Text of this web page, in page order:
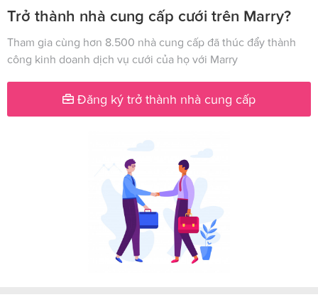
Trở thành nhà cung cấp cưới trên Marry?
Tham gia cùng hơn 8.500 nhà cung cấp đã thúc đẩy thành
công kinh doanh dịch vụ cưới của họ với Marry
Đăng ký trở thành nhà cung cấp